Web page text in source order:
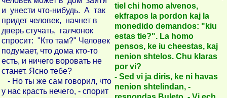
и унести что-нибудь. А так
придет человек, начнет в
дверь стучать, галчонок
спросит: "Кто там?" Человек
подумает, что дома кто-то
есть, и ничего воровать не
станет. Ясно тебе?
- Но ты же сам говорил, что
у нас красть нечего, - спорит
tiel chi homo alvenos,
ekfrapos la pordon kaj la
monedido demandos: "kiu
estas tie?". La homo
pensos, ke iu cheestas, kaj
nenion shtelos. Chu klaras
por vi?
- Sed vi ja diris, ke ni havas
nenion shtelindan, -